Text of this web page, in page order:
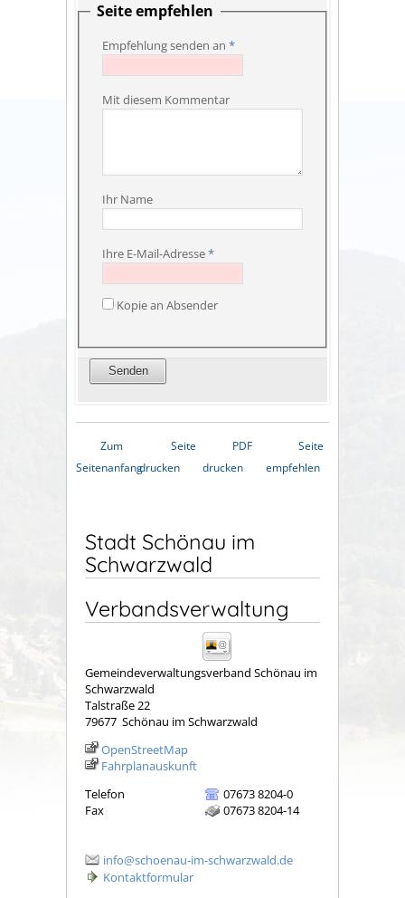
Seite empfehlen
Empfehlung senden an *
Mit diesem Kommentar
Ihr Name
Ihre E-Mail-Adresse*
Kopie an Absender
Zum
Seitenanfang
Seite
drucken
PDF
drucken
Seite
empfehlen
Stadt Schönau im
Schwarzwald
Verbandsverwaltung
Gemeindeverwaltungsverband Schönau im
Schwarzwald
Talstraße 22
79677 Schönau im Schwarzwald
OpenStreetMap
Fahrplanauskunft
Telefon
07673 8204-0
Fax
07673 8204-14
info@schoenau-im-schwarzwald.de
Kontaktformular